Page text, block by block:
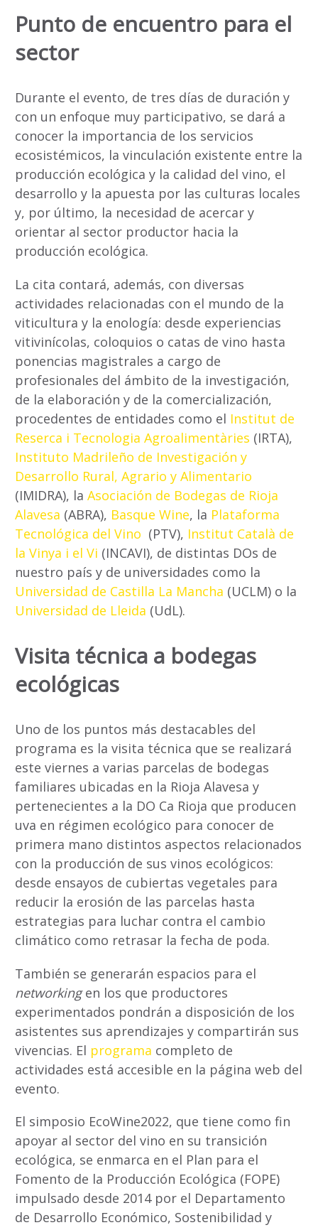
Punto de encuentro para el
sector
Durante el evento, de tres días de duración y
con un enfoque muy participativo, se dará a
conocer la importancia de los servicios
ecosistémicos, la vinculación existente entre la
producción ecológica y la calidad del vino, el
desarrollo y la apuesta por las culturas locales
y, por último, la necesidad de acercar y
orientar al sector productor hacia la
producción ecológica.
La cita contará, además, con diversas
actividades relacionadas con el mundo de la
viticultura y la enología: desde experiencias
vitivinícolas, coloquios o catas de vino hasta
ponencias magistrales a cargo de
profesionales del ámbito de la investigación,
de la elaboración y de la comercialización,
procedentes de entidades como el Institut de
Reserca i Tecnologia Agroalimentàries (IRTA),
Instituto Madrileño de Investigación y
Desarrollo Rural, Agrario y Alimentario
(IMIDRA), la Asociación de Bodegas de Rioja
Alavesa (ABRA), Basque Wine, la Plataforma
Tecnológica del Vino (PTV), Institut Català de
la Vinya i el Vi (INCAVI), de distintas DOs de
nuestro país y de universidades como la
Universidad de Castilla La Mancha (UCLM) o la
Universidad de Lleida (UdL).
Visita técnica a bodegas
ecológicas
Uno de los puntos más destacables del
programa es la visita técnica que se realizará
este viernes a varias parcelas de bodegas
familiares ubicadas en la Rioja Alavesa y
pertenecientes a la DO Ca Rioja que producen
uva en régimen ecológico para conocer de
primera mano distintos aspectos relacionados
con la producción de sus vinos ecológicos:
desde ensayos de cubiertas vegetales para
reducir la erosión de las parcelas hasta
estrategias para luchar contra el cambio
climático como retrasar la fecha de poda.
También se generarán espacios para el
networkingen los que productores
experimentados pondrán a disposición de los
asistentes sus aprendizajes y compartirán sus
vivencias. El programa completo de
actividades está accesible en la página web del
evento.
El simposio EcoWine2022, que tiene como fin
apoyar al sector del vino en su transición
ecológica, se enmarca en el Plan para el
Fomento de la Producción Ecológica (FOPE)
impulsado desde 2014 por el Departamento
de Desarrollo Económico, Sostenibilidad y